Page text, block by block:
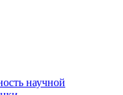
научной